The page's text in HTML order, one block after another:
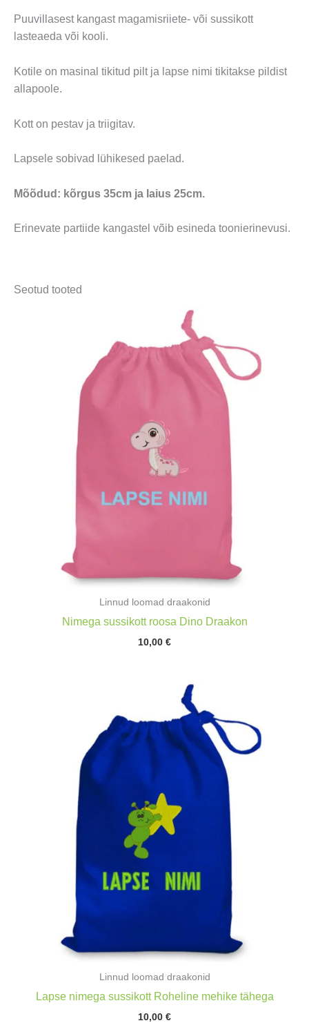
Puuvillasest kangast magamisriiete- või sussikott
lasteaeda või kooli.
Kotile on masinal tikitud pilt ja lapse nimi tikitakse pildist
allapoole.
Kott on pestav ja triigitav.
Lapsele sobivad lühikesed paelad.
Mõõdud: kõrgus 35cm ja laius 25cm.
Erinevate partiide kangastel võib esineda toonierinevusi.
Seotud tooted
Linnud loomad draakonid
Nimega sussikott roosa Dino Draakon
10,00 €
Linnud loomad draakonid
Lapse nimega sussikott Roheline mehike tähega
10,00 €